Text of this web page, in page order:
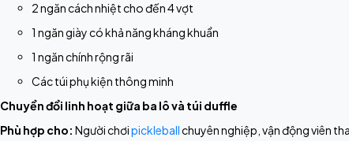
2 ngăn cách nhiệt cho đến 4 vợt
1 ngăn giày có khả năng kháng khuẩn
1 ngăn chính rộng rãi
Các túi phụ kiện thông minh
Chuyển đổi linh hoạt giữa ba lô và túi duffle
Phù hợp cho: Người chơipickleballchuyên nghiệp, vận động viên